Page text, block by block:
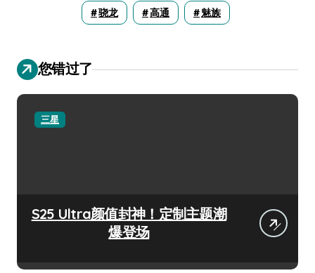
骁龙 高通 魅族
您错过了
三星
S25 Ultra颜值封神！定制主题潮
爆登场